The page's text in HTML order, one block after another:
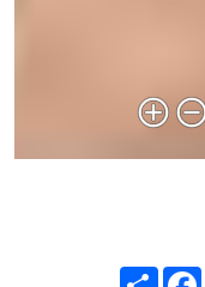
Share